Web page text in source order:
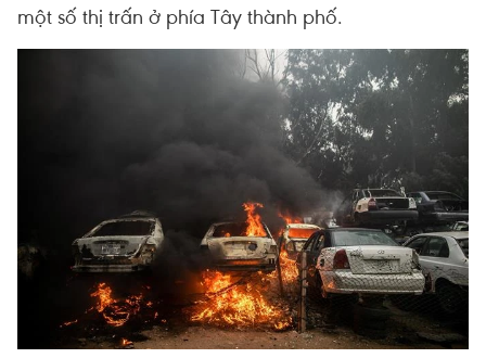
một số thị trấn ở phía Tây thành phố.